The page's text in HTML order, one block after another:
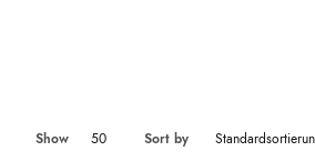
Show 50 Sort by